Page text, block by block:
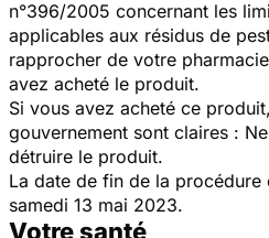
n°396/2005 concernant les
applicables aux résidus de
rapprocher de votre
avez acheté le produit.
Si vous avez acheté ce
gouvernement sont claires :
détruire le produit.
La date de fin de la
samedi 13 mai 2023.
Votre santé